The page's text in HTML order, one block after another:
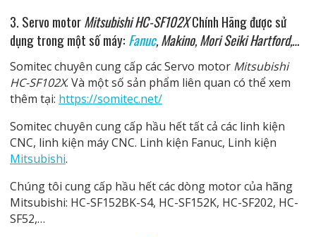
3. Servo motorMitsubishi HC-SF102XChính Hãng được sử
dụng trong một số máy: Fanuc, Makino, Mori Seiki Hartford,…
Somitec chuyên cung cấp các Servo motor Mitsubishi
HC-SF102X. Và một số sản phẩm liên quan có thể xem
thêm tại: https://somitec.net/
Somitec chuyên cung cấp hầu hết tất cả các linh kiện
CNC, linh kiện máy CNC. Linh kiện Fanuc, Linh kiện
Mitsubishi.
Chúng tôi cung cấp hầu hết các dòng motor của hãng
Mitsubishi: HC-SF152BK-S4, HC-SF152K, HC-SF202, HC-
SF52,…